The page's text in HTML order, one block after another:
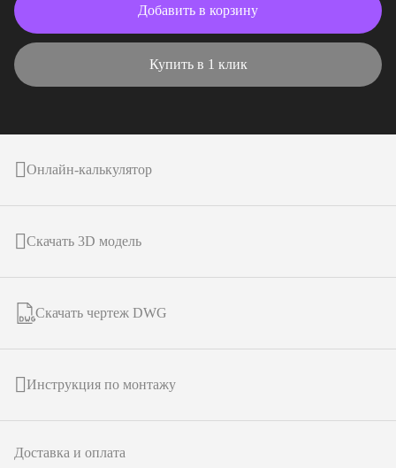
Добавить в корзину
Купить в 1 клик
Онлайн-калькулятор
Скачать 3D модель
Скачать чертеж DWG
Инструкция по монтажу
Доставка и оплата